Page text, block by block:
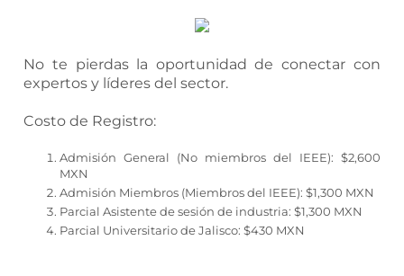
No te pierdas la oportunidad de conectar con
expertos y líderes del sector.
Costo de Registro:
Admisión General (No miembros del IEEE): $2,600
MXN
Admisión Miembros (Miembros del IEEE): $1,300 MXN
Parcial Asistente de sesión de industria: $1,300 MXN
Parcial Universitario de Jalisco: $430 MXN